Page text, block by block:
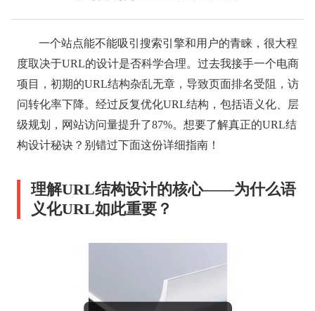
一个站点能不能吸引搜索引擎和用户的青睐，很大程
度取决于URL的设计是否科学合理。过去我接手一个电商
项目，初期的URL结构杂乱无章，导致页面排名受阻，访
问转化率下降。经过反复优化URL结构，包括语义化、层
级规划，网站访问量提升了87%。想要了解真正的URL结
构设计秘诀？别错过下面这份详细指南！
理解URL结构设计的核心——为什么语
义化URL如此重要？